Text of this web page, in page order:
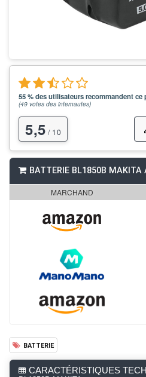
55 % des utilisateurs recommandent ce
(49 votes des internautes)
5,5 / 10
BATTERIE BL1850B MAKITA
MARCHAND
BATTERIE
CARACTÉRISTIQUES